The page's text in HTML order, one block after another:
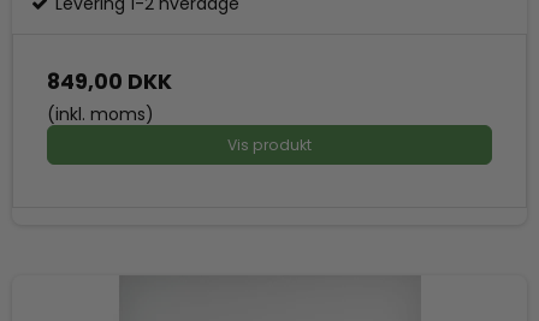
849,00 DKK
(inkl. moms)
Vis produkt